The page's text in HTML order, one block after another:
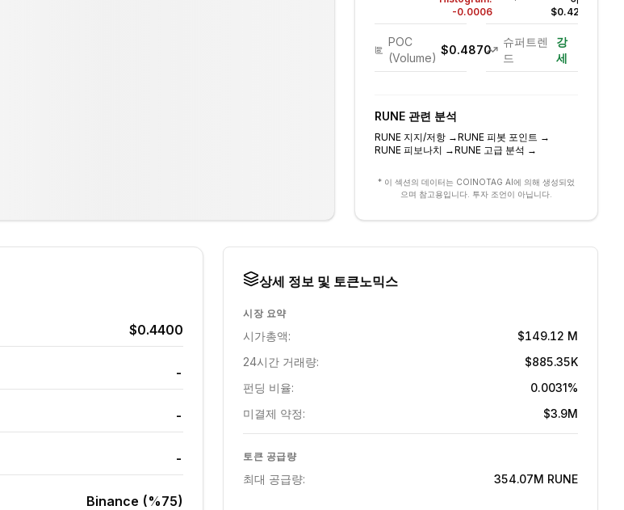
-0.0006
$0.4239
POC
(Volume)
$0.4870
슈퍼트렌
드
강
세
RUNE관련 분석
RUNE 지지/저항→RUNE 피봇 포인트 →
RUNE 피보나치 →RUNE 고급 분석 →
* 이 섹션의 데이터는 COINOTAG AI에 의해 생성되었
으며 참고용입니다. 투자 조언이 아닙니다.
$0.4400
-
-
-
Binance (%75)
상세 정보 및 토큰노믹스
시장 요약
시가총액:
$149.12 M
24시간 거래량:
$885.35K
펀딩 비율:
0.0031%
미결제 약정:
$3.9M
토큰 공급량
최대 공급량: 354.07M RUNE